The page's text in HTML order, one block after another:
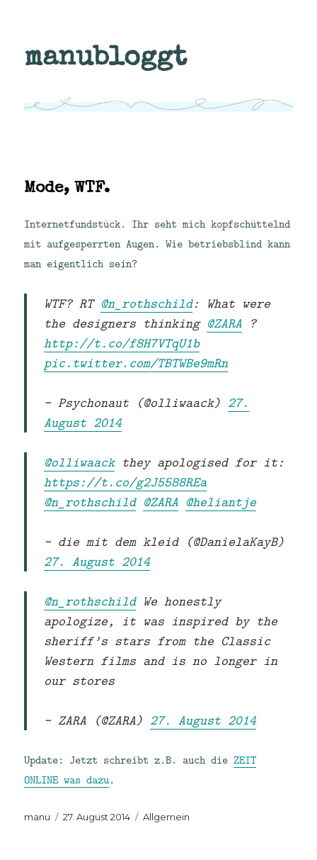
manubloggt
Mode, WTF.
Internetfundstück. Ihr seht mich kopfschüttelnd
mit aufgesperrten Augen. Wie betriebsblind kann
man eigentlich sein?
WTF? RT @n_rothschild: What were
the designers thinking @ZARA ?
http://t.co/f8H7VTqU1b
pic.twitter.com/TBTWBe9mRn
— Psychonaut (@olliwaack) 27.
August 2014
@olliwaackthey apologised for it:
https://t.co/g2J5588REa
@n_rothschild @ZARA @heliantje
— die mit dem kleid (@DanielaKayB)
27. August 2014
@n_rothschildWe honestly
apologize, it was inspired by the
sheriff’s stars from the Classic
Western films and is no longer in
our stores
— ZARA (@ZARA) 27. August 2014
Update: Jetzt schreibt z.B. auch dieZEIT
ONLINE was dazu.
Autor
manu
Veröffentlicht
27. August 2014 Kategorien
Allgemein